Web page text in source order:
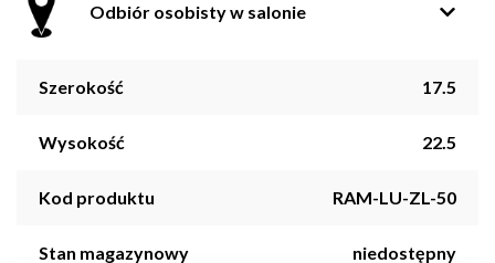
Odbiór osobisty w salonie
Szerokość 17.5
Wysokość 22.5
Kod produktu RAM-LU-ZL-50
Stan magazynowy niedostępny